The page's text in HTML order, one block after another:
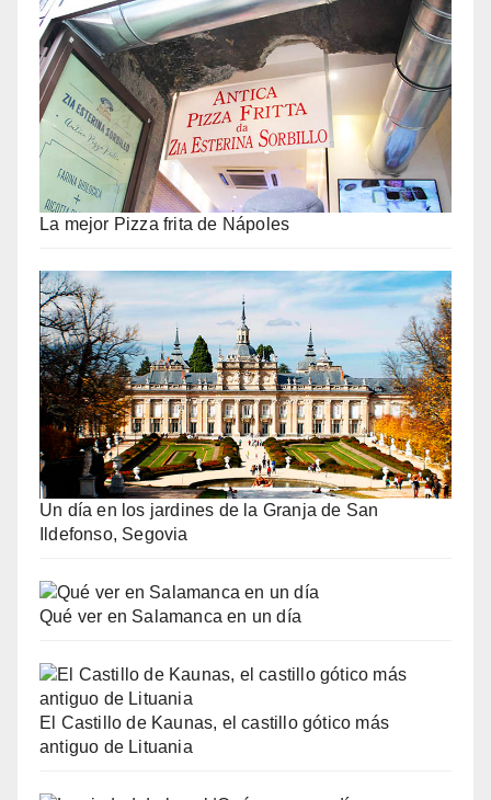
La mejor Pizza frita de Nápoles
Un día en los jardines de la Granja de San
Ildefonso, Segovia
Qué ver en Salamanca en un día
El Castillo de Kaunas, el castillo gótico más
antiguo de Lituania